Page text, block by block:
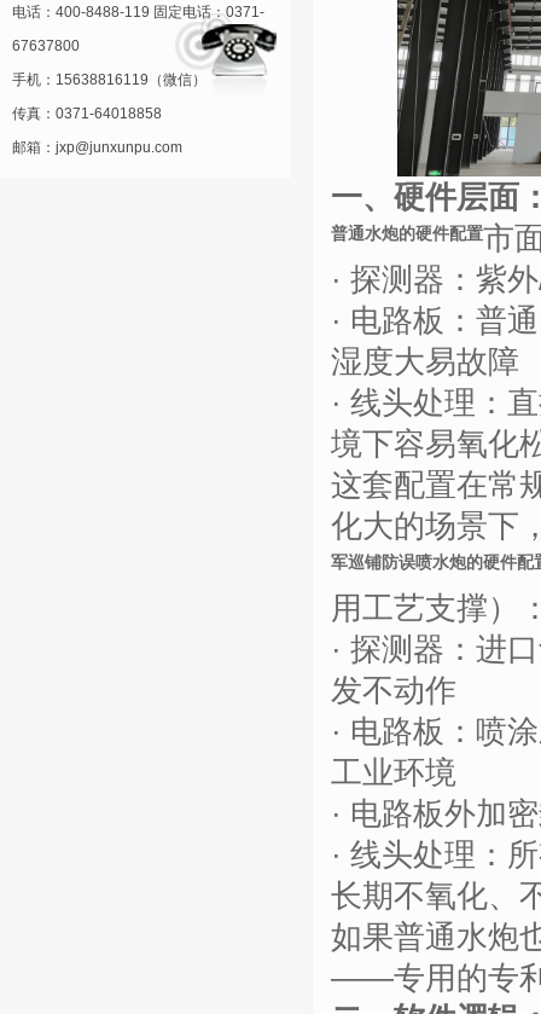
电话：400-8488-119 固定电话：0371-
67637800
手机：15638816119（微信）
传真：0371-64018858
邮箱：jxp@junxunpu.com
一、硬件层面
普通水炮的硬件配置市
· 探测器： 紫
· 电路板：普通
湿度大易故障
· 线头处理：
境下容易氧化
这套配置在常
化大的场景下
军巡铺防误喷水炮的硬件配
用工艺支撑）
· 探测器：进口
发不动作
· 电路板：喷
工业环境
· 电路板外加
· 线头处理：
长期不氧化、
如果普通水炮
——专用的专